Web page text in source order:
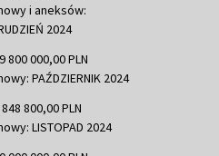
i aneksów:
2024
000,00 PLN
PAŹDZIERNIK 2024
800,00 PLN
LISTOPAD 2024